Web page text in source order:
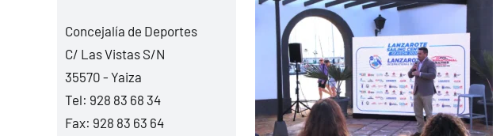
Concejalía de Deportes
C/ Las Vistas S/N
35570 - Yaiza
Tel: 928 83 68 34
Fax: 928 83 63 64